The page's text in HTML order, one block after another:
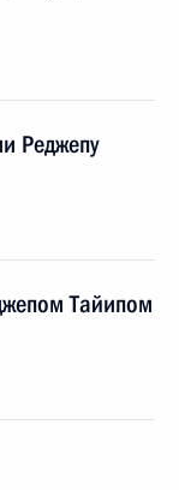
Реджепу
Тайипом